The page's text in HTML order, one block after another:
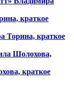
краткое
Торина, краткое
Шолохова,
краткое